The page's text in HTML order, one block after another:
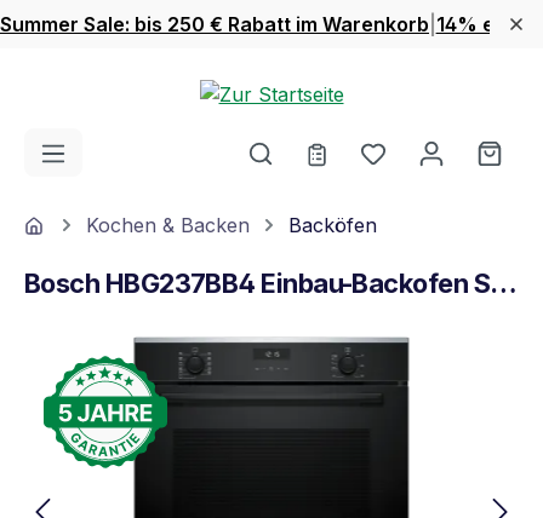
Zum Hauptinhalt springen
Summer Sale: bis 250 € Rabatt im Warenkorb 14% extra
Du hast 0
HomeKochen & Backen Backöfen
Bosch HBG237BB4 Einbau-Backofen Schwarz
Bildergalerie überspringen